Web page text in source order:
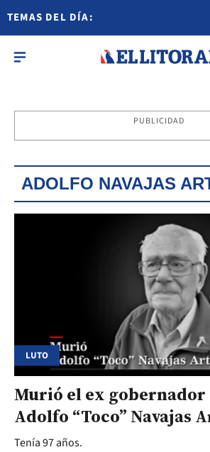
TEMAS DEL DÍA:
PUBLICIDAD
ADOLFO NAVAJAS
LUTO
Murió el ex
Adolfo “Toco” Navajas
Tenía 97 años.